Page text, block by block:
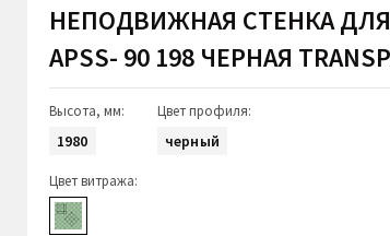
НЕПОДВИЖНАЯ СТЕНКА
APSS- 90 198 ЧЕРНАЯ
Высота, мм:
1980
Цвет профиля:
черный
Цвет витража: